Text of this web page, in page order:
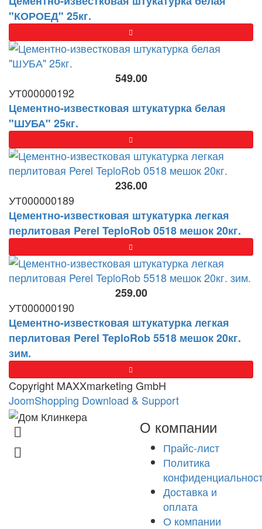
"КОРОЕД" 25кг.
549.00
УТ000000192
Цементно-известковая штукатурка белая
"ШУБА" 25кг.
236.00
УТ000000189
Цементно-известковая штукатурка легкая
перлитовая Perel TeploRob 0518 мешок 20кг.
259.00
УТ000000190
Цементно-известковая штукатурка легкая
перлитовая Perel TeploRob 5518 мешок 20кг.
зим.
Copyright MAXXmarketing GmbH
JoomShopping Download & Support
О компании
Прайс-лист
Политика
Доставка и
оплата
О компании